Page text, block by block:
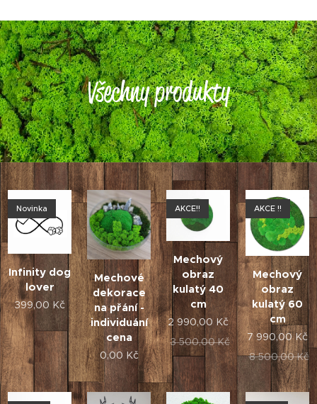
Všechny produkty
Infinity dog
lover
Novinka
399,00 Kč
Mechové
dekorace
na přání -
individuání
cena
0,00 Kč
Mechový
obraz
kulatý 40
cm
AKCE!!
2 990,00 Kč
3 500,00Kč
Mechový
obraz
kulatý 60
cm
AKCE !!
7 990,00Kč
8 500,00Kč